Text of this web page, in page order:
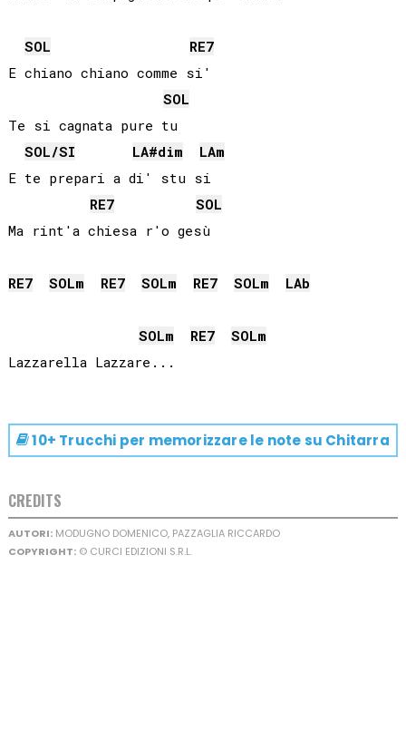
SOL RE7
E chiano chiano comme si'
SOL
Te si cagnata pure tu
SOL/SI LA#dim LAm
E te prepari a di' stu si
RE7
SOL
RE7 SOLm RE7 SOLm RE7 SOLm LAb
SOLm RE7 SOLm
10+ Trucchi per memorizzare le note su Chitarra
CREDITS
AUTORI:MODUGNO DOMENICO, PAZZAGLIA RICCARDO
COPYRIGHT:© CURCI EDIZIONI S.R.L.